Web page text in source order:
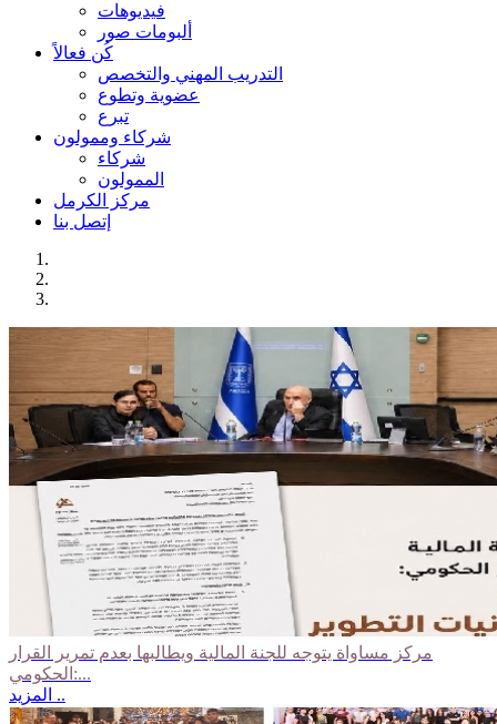
فيديوهات
ألبومات صور
كُن فعالاً
التدريب المهني والتخصص
عضوية وتطوع
تبرع
شركاء وممولون
شركاء
الممولون
مركز الكرمل
إتصل بنا
مركز مساواة يتوجه للجنة المالية ويطالبها بعدم تمرير القرار
الحكومي:...
المزيد ..